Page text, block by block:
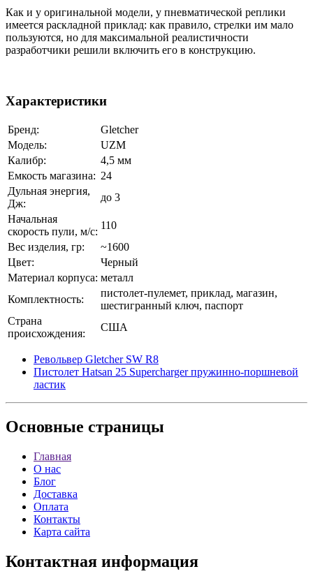
Как и у оригинальной модели, у пневматической реплики
имеется раскладной приклад: как правило, стрелки им мало
пользуются, но для максимальной реалистичности
разработчики решили включить его в конструкцию.
Характеристики
Бренд:
Gletcher
Модель:
UZM
Калибр:
4,5 мм
Емкость магазина: 24
Дульная энергия,
Дж:
до 3
Начальная
скорость пули, м/с:
110
Вес изделия, гр:
~1600
Цвет:
Черный
Материал корпуса: металл
Комплектность:
пистолет-пулемет, приклад, магазин,
шестигранный ключ, паспорт
Страна
происхождения:
США
Револьвер Gletcher SW R8
Пистолет Hatsan 25 Supercharger пружинно-поршневой
ластик
Основные страницы
Главная
О нас
Блог
Доставка
Оплата
Контакты
Карта сайта
Контактная информация